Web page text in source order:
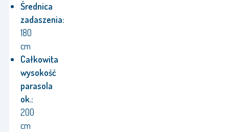
Średnica
zadaszenia:
180
cm
Całkowita
wysokość
parasola
ok.:
200
cm